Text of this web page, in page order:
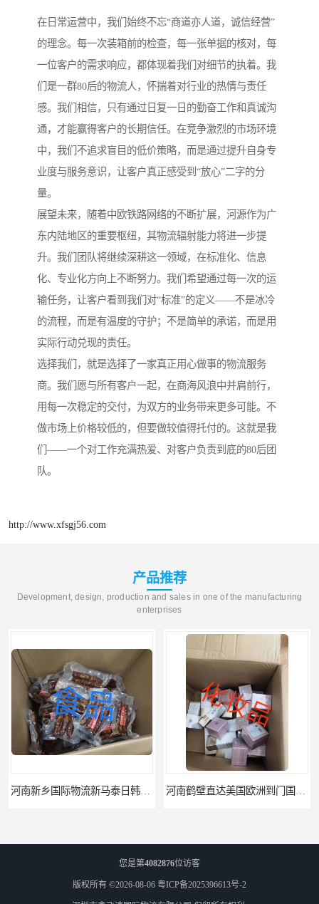
在日常运营中，我们始终不忘“商道亦人道，诚信经营”
的理念。每一次装箱前的检查，每一张单据的核对，每
一位客户的需求响应，都体现着我们对细节的执着。我
们是一群80后的物流人，怀揣着对行业的热情与责任
感。我们相信，只有通过日复一日的勤奋工作和真诚沟
通，才能赢得客户的长期信任。在竞争激烈的市场环境
中，我们不追求盲目的低价策略，而是通过提升自身专
业度与服务意识，让客户真正感受到“放心”二字的分
量。
展望未来，随着中欧铁路网络的不断扩展，河源作为广
东内陆地区的重要枢纽，其物流辐射能力将进一步提
升。我们团队将继续深耕这一领域，在标准化、信息
化、专业化方向上不断努力。我们希望通过每一次的运
输任务，让客户看到我们对“标准”的定义——不是冰冷
的流程，而是有温度的守护；不是简单的承诺，而是用
实际行动兑现的责任。
选择我们，就是选择了一家真正用心做事的物流服务
商。我们愿与所有客户一起，在商海风浪中并肩前行，
用每一次稳定的交付，为双方的业务带来更多可能。不
做市场上价格较低的，但要做较值得托付的。这就是我
们——一个对工作充满热爱、对客户负责到底的80后团
队。
http://www.xfsgj56.com
产品推荐
Development, design, production and sales in one of the manufacturing
enterprises
您是第4082876位访客
版权所有 ©2026-08-06 粤ICP备2025396613号-2